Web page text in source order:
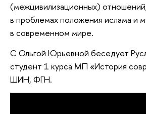
(межцивилизационных)
в проблемах положения ислама и
в современном мире.
С Ольгой Юрьевной беседует
студент 1 курса МП «История
ШИН, ФГН.